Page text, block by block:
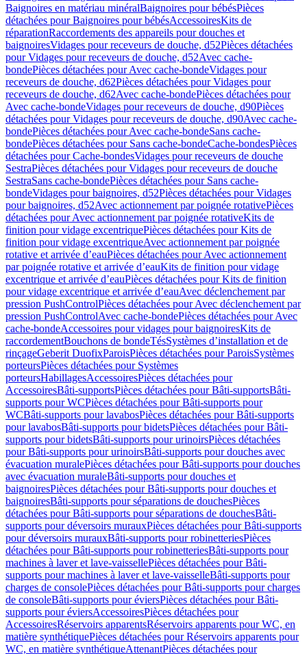
Baignoires en matériau minéralBaignoires pour bébésPièces
détachées pour Baignoires pour bébésAccessoiresKits de
réparationRaccordements des appareils pour douches et
baignoiresVidages pour receveurs de douche, d52Pièces détachées
pour Vidages pour receveurs de douche, d52Avec cache-
bondePièces détachées pour Avec cache-bondeVidages pour
receveurs de douche, d62Pièces détachées pour Vidages pour
receveurs de douche, d62Avec cache-bondePièces détachées pour
Avec cache-bondeVidages pour receveurs de douche, d90Pièces
détachées pour Vidages pour receveurs de douche, d90Avec cache-
bondePièces détachées pour Avec cache-bondeSans cache-
bondePièces détachées pour Sans cache-bondeCache-bondesPièces
détachées pour Cache-bondesVidages pour receveurs de douche
SestraPièces détachées pour Vidages pour receveurs de douche
SestraSans cache-bondePièces détachées pour Sans cache-
bondeVidages pour baignoires, d52Pièces détachées pour Vidages
pour baignoires, d52Avec actionnement par poignée rotativePièces
détachées pour Avec actionnement par poignée rotativeKits de
finition pour vidage excentriquePièces détachées pour Kits de
finition pour vidage excentriqueAvec actionnement par poignée
rotative et arrivée d’eauPièces détachées pour Avec actionnement
par poignée rotative et arrivée d’eauKits de finition pour vidage
excentrique et arrivée d’eauPièces détachées pour Kits de finition
pour vidage excentrique et arrivée d’eauAvec déclenchement par
pression PushControlPièces détachées pour Avec déclenchement par
pression PushControlAvec cache-bondePièces détachées pour Avec
cache-bondeAccessoires pour vidages pour baignoiresKits de
raccordementBouchons de bondeTésSystèmes d’installation et de
rinçageGeberit DuofixParoisPièces détachées pour ParoisSystèmes
porteursPièces détachées pour Systèmes
porteursHabillagesAccessoiresPièces détachées pour
AccessoiresBâti-supportsPièces détachées pour Bâti-supportsBâti-
supports pour WCPièces détachées pour Bâti-supports pour
WCBâti-supports pour lavabosPièces détachées pour Bâti-supports
pour lavabosBâti-supports pour bidetsPièces détachées pour Bâti-
supports pour bidetsBâti-supports pour urinoirsPièces détachées
pour Bâti-supports pour urinoirsBâti-supports pour douches avec
évacuation muralePièces détachées pour Bâti-supports pour douches
avec évacuation muraleBâti-supports pour douches et
baignoiresPièces détachées pour Bâti-supports pour douches et
baignoiresBâti-supports pour séparations de douchesPièces
détachées pour Bâti-supports pour séparations de douchesBâti-
supports pour déversoirs murauxPièces détachées pour Bâti-supports
pour déversoirs murauxBâti-supports pour robinetteriesPièces
détachées pour Bâti-supports pour robinetteriesBâti-supports pour
machines à laver et lave-vaissellePièces détachées pour Bâti-
supports pour machines à laver et lave-vaisselleBâti-supports pour
charges de consolePièces détachées pour Bâti-supports pour charges
de consoleBâti-supports pour éviersPièces détachées pour Bâti-
supports pour éviersAccessoiresPièces détachées pour
AccessoiresRéservoirs apparentsRéservoirs apparents pour WC, en
matière synthétiquePièces détachées pour Réservoirs apparents pour
WC, en matière synthétiqueAttenantPièces détachées pour